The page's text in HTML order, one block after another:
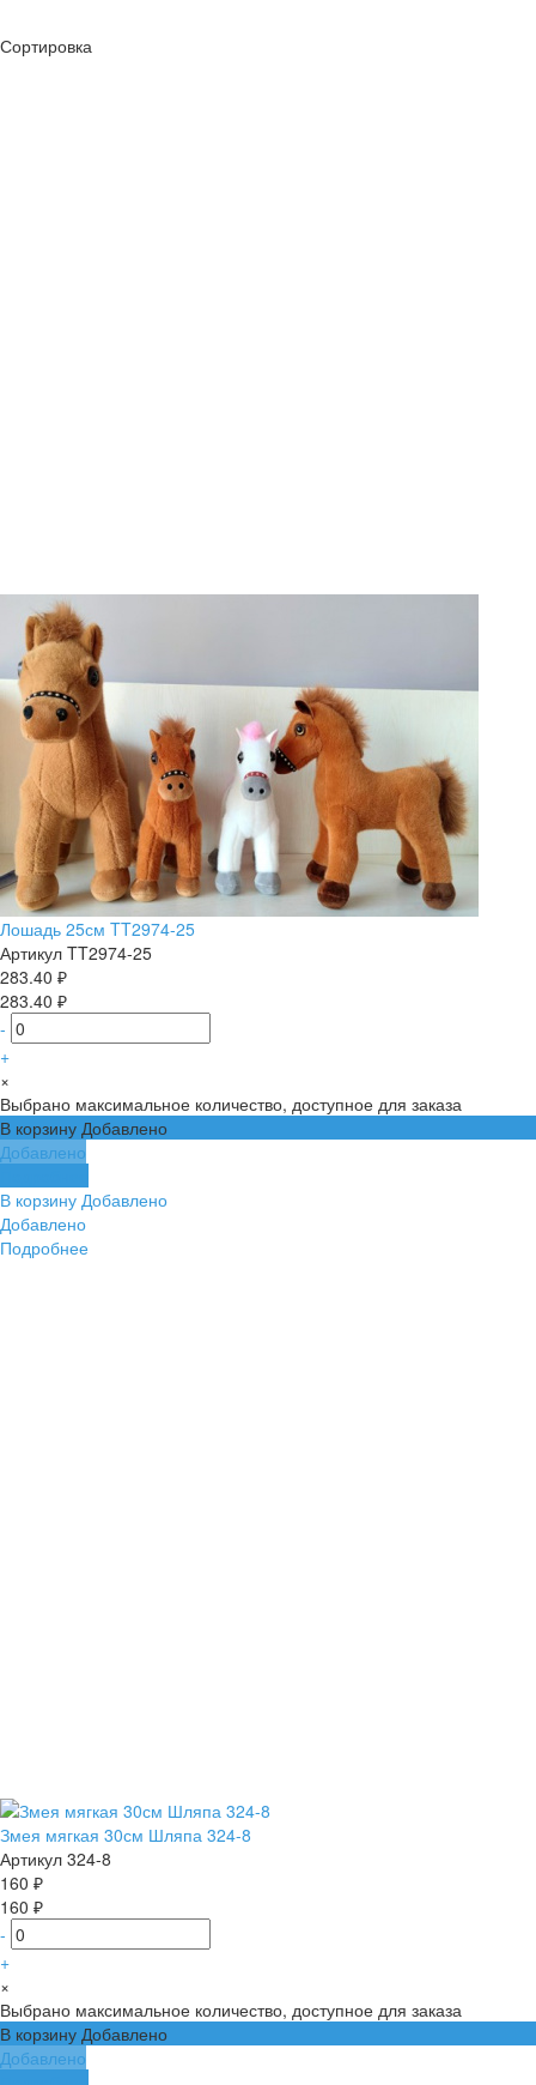
Сортировка
Лошадь 25см TT2974-25
Артикул TT2974-25
283.40 ₽
283.40 ₽
-
+
×
Выбрано максимальное количество, доступное для заказа
В корзину Добавлено
Добавлено
В корзину Добавлено
Добавлено
Подробнее
Змея мягкая 30см Шляпа 324-8
Артикул 324-8
160 ₽
160 ₽
-
+
×
Выбрано максимальное количество, доступное для заказа
В корзину Добавлено
Добавлено